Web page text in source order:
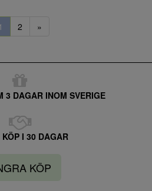
2 »
3 DAGAR INOM SVERIGE
KÖP I 30 DAGAR
KÖP